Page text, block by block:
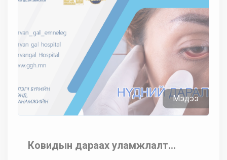
Мэдээ
Ковидын дараах уламжлалт